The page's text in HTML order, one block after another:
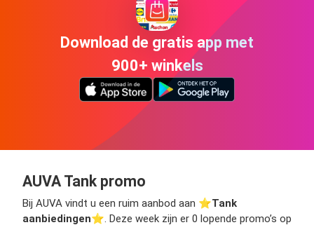
Download de gratis app met
900+ winkels
AUVA Tank promo
Bij AUVA vindt u een ruim aanbod aan ⭐️Tank
aanbiedingen⭐️. Deze week zijn er 0 lopende promo’s op